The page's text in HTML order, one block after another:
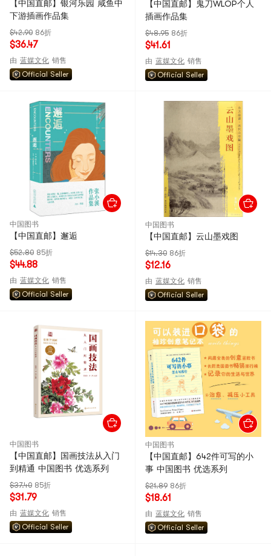
【中国直邮】银河乐园 咸鱼中
下游插画作品集
$42.90 86折
$36.47
由 蓝媒文化 销售
Official Seller
【中国直邮】鬼刀WLOP个人
插画作品集
$48.95 86折
$41.61
由 蓝媒文化 销售
Official Seller
中国图书
【中国直邮】邂逅
$52.80 85折
$44.88
由 蓝媒文化 销售
Official Seller
中国图书
【中国直邮】云山墨戏图
$14.30 86折
$12.16
由 蓝媒文化 销售
Official Seller
中国图书
【中国直邮】国画技法从入门
到精通 中国图书 优选系列
$37.40 85折
$31.79
由 蓝媒文化 销售
Official Seller
中国图书
【中国直邮】642件可写的小
事 中国图书 优选系列
$21.89 86折
$18.61
由 蓝媒文化 销售
Official Seller